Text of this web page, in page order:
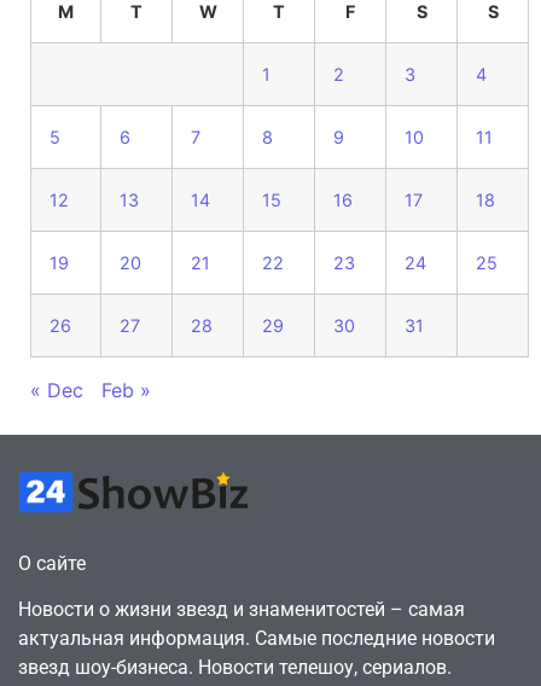
M T W T F S S
1 2 3 4
5 6 7 8 9 10 11
12 13 14 15 16 17 18
19 20 21 22 23 24 25
26 27 28 29 30 31
« Dec Feb »
О сайте
Новости о жизни звезд и знаменитостей – самая
актуальная информация. Самые последние новости
звезд шоу-бизнеса. Новости телешоу, сериалов.